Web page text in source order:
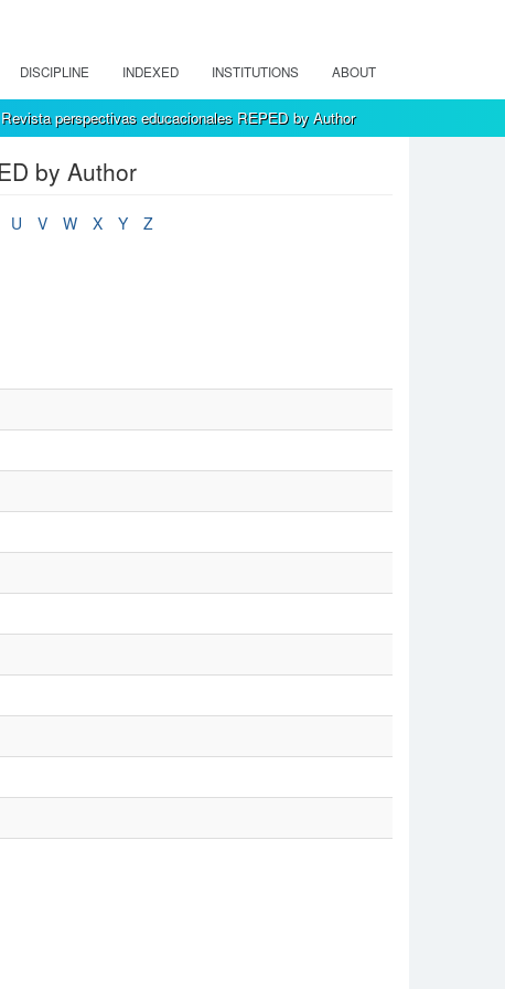
DISCIPLINE INDEXED INSTITUTIONS ABOUT
perspectivas educacionales REPED by Author
by Author
U V W X Y Z